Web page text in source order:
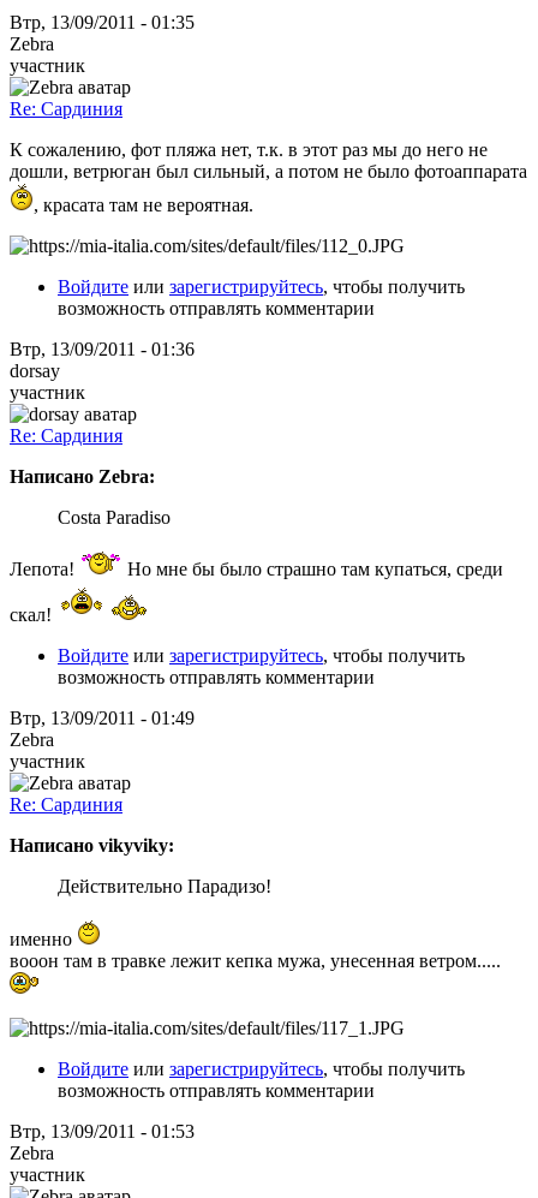
Втр, 13/09/2011 - 01:35
Zebra
участник
Re: Сардиния
К сожалению, фот пляжа нет, т.к. в этот раз мы до него не
дошли, ветрюган был сильный, а потом не было фотоаппарата
, красата там не вероятная.
Войдите или зарегистрируйтесь, чтобы получить
возможность отправлять комментарии
Втр, 13/09/2011 - 01:36
dorsay
участник
Re: Сардиния
Написано Zebra:
Costa Paradiso
Лепота! Но мне бы было страшно там купаться, среди
скал!
Войдите или зарегистрируйтесь, чтобы получить
возможность отправлять комментарии
Втр, 13/09/2011 - 01:49
Zebra
участник
Re: Сардиния
Написано vikyviky:
Действительно Парадизо!
именно
вооон там в травке лежит кепка мужа, унесенная ветром.....
Войдите или зарегистрируйтесь, чтобы получить
возможность отправлять комментарии
Втр, 13/09/2011 - 01:53
Zebra
участник